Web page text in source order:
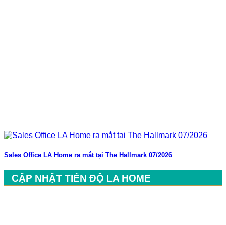
Sales Office LA Home ra mắt tại The Hallmark 07/2026
CẬP NHẬT TIẾN ĐỘ LA HOME